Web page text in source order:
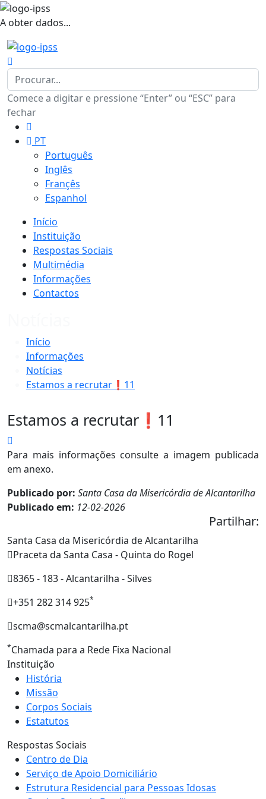
A obter dados...
Comece a digitar e pressione “Enter” ou “ESC” para
fechar
PT
Português
Inglês
Françês
Espanhol
Início
Instituição
Respostas Sociais
Multimédia
Informações
Contactos
Início
Informações
Notícias
Estamos a recrutar❗11
Estamos a recrutar❗11
Para mais informações consulte a imagem publicada
em anexo.
Publicado por: Santa Casa da Misericórdia de Alcantarilha
Publicado em: 12-02-2026
Partilhar:
Santa Casa da Misericórdia de Alcantarilha
Praceta da Santa Casa - Quinta do Rogel
8365 - 183 - Alcantarilha - Silves
+351 282 314 925*
scma@scmalcantarilha.pt
*Chamada para a Rede Fixa Nacional
Instituição
História
Missão
Corpos Sociais
Estatutos
Respostas Sociais
Centro de Dia
Serviço de Apoio Domiciliário
Estrutura Residencial para Pessoas Idosas